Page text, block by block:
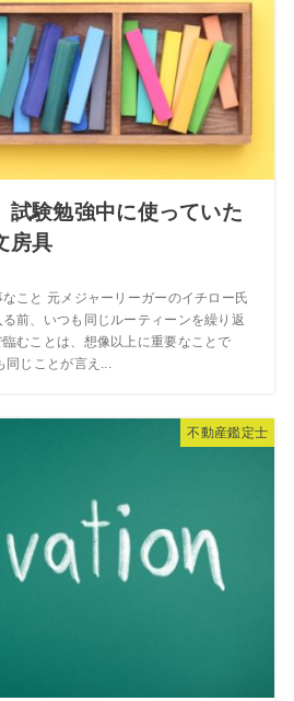
試験勉強中に使っていた
房具
こと 元メジャーリーガーのイチロー氏
前、いつも同じルーティーンを繰り返
むことは、想像以上に重要なことで
じことが言え...
不動産鑑定士